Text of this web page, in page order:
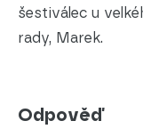
šestiválec u
rady, Marek.
Odpověď